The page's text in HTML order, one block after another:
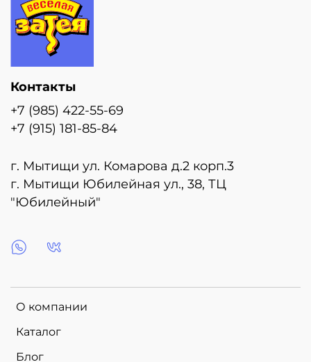
О компании
Каталог
Блог
Контакты
+7 (985) 422-55-69
+7 (915) 181-85-84
г. Мытищи ул. Комарова д.2 корп.3
г. Мытищи Юбилейная ул., 38, ТЦ
"Юбилейный"